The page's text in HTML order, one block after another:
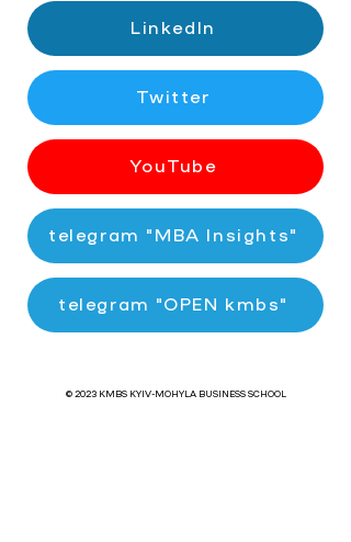
LinkedIn
Twitter
YouTube
telegram "MBA Insights"
telegram "OPEN kmbs"
© 2023 KMBS KYIV-MOHYLA BUSINESS SCHOOL